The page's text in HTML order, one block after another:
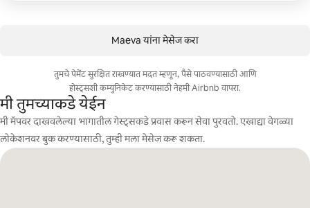
Maeva यांना मेसेज करा
तुमचे पेमेंट सुरक्षित राखण्यात मदत म्हणून, पैसे पाठवण्यासाठी आणि
होस्ट्सशी कम्युनिकेट करण्यासाठी नेहमी Airbnb वापरा.
मी तुमच्याकडे येईन
मी मॅपवर दाखवलेल्या भागातील गेस्ट्सकडे प्रवास करून सेवा पुरवतो. एखाद्या वेगळ्या
लोकेशनवर बुक करण्यासाठी, तुम्ही मला मेसेज करू शकता.